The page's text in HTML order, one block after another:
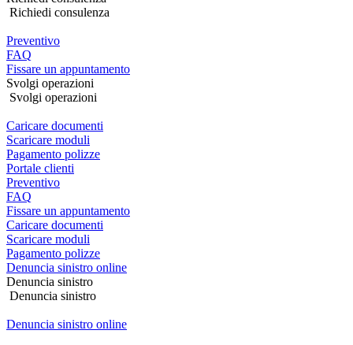
Richiedi consulenza
Preventivo
FAQ
Fissare un appuntamento
Svolgi operazioni
Svolgi operazioni
Caricare documenti
Scaricare moduli
Pagamento polizze
Portale clienti
Preventivo
FAQ
Fissare un appuntamento
Caricare documenti
Scaricare moduli
Pagamento polizze
Denuncia sinistro online
Denuncia sinistro
Denuncia sinistro
Denuncia sinistro online